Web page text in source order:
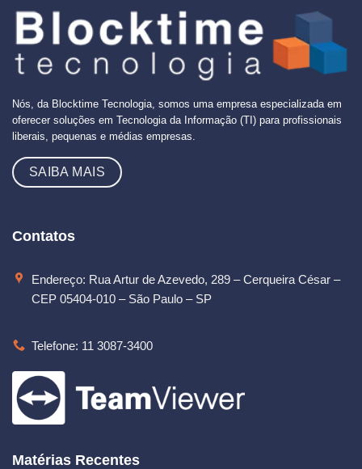
Nós, da Blocktime Tecnologia, somos uma empresa especializada em
oferecer soluções em Tecnologia da Informação (TI) para profissionais
liberais, pequenas e médias empresas.
SAIBA MAIS
Contatos
Endereço: Rua Artur de Azevedo, 289 – Cerqueira César –
CEP 05404-010 – São Paulo – SP
Telefone: 11 3087-3400
Matérias Recentes